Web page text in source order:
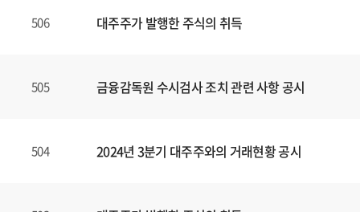
506 대주주가 발행한 주식의 취득
505 금융감독원 수시검사 조치 관련 사항 공시
504 2024년 3분기 대주주와의 거래현황 공시